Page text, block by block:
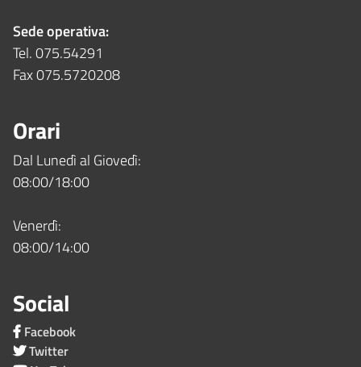
Sede operativa:
Tel. 075.54291
Fax 075.5720208
Orari
Dal Lunedì al Giovedì:
08:00/18:00
Venerdì:
08:00/14:00
Social
Facebook
Twitter